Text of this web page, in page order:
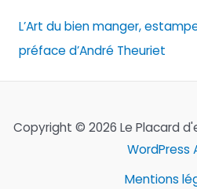
L’Art du bien manger,
préface d’André Theuriet
Copyright © 2026 Le Placard
WordPress
Mentions